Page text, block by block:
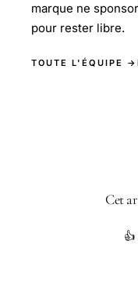
marque ne
pour rester libre.
TOUTE L'ÉQUIPE →
Cet
👍